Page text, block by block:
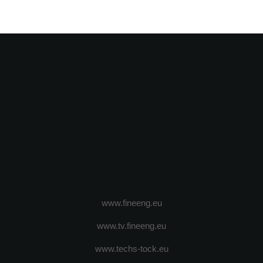
www.fineeng.eu
www.tv.fineeng.eu
www.techs-tock.eu